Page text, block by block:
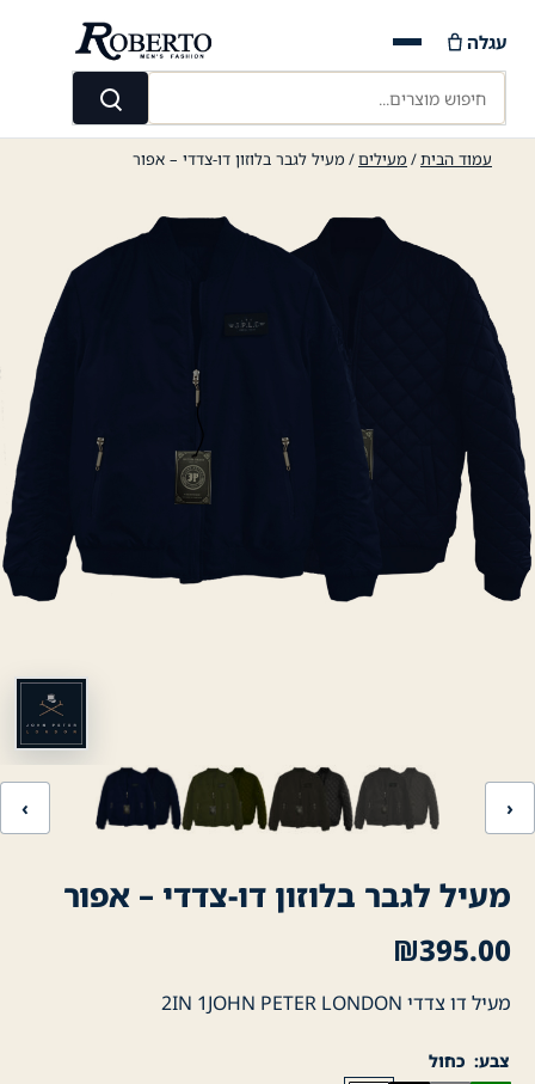
content
חיפוש מוצרים...
חיפוש
עגלה
עמוד הבית/ מעילים/ מעיל לגבר בלוזון דו-צדדי – אפור
‹ ›
מעיל לגבר בלוזון דו-צדדי – אפור
₪395.00
מעיל דו צדדי 2IN 1JOHN PETER LONDON
צבע כחול